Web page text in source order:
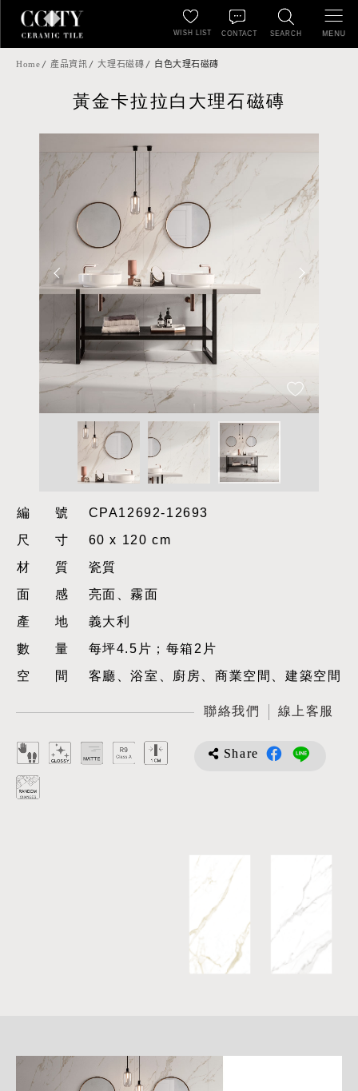
SEARCH
WISH LIST CONTACT MENU
Home 產品資訊 大理石磁磚 白色大理石磁磚
黃金卡拉拉白大理石磁磚
編號CPA12692-12693
尺寸60 x 120 cm
材質瓷質
面感亮面、霧面
產地義大利
數量每坪4.5片；每箱2片
空間客廳、浴室、廚房、商業空間、建築空間
聯絡我們 線上客服
Share